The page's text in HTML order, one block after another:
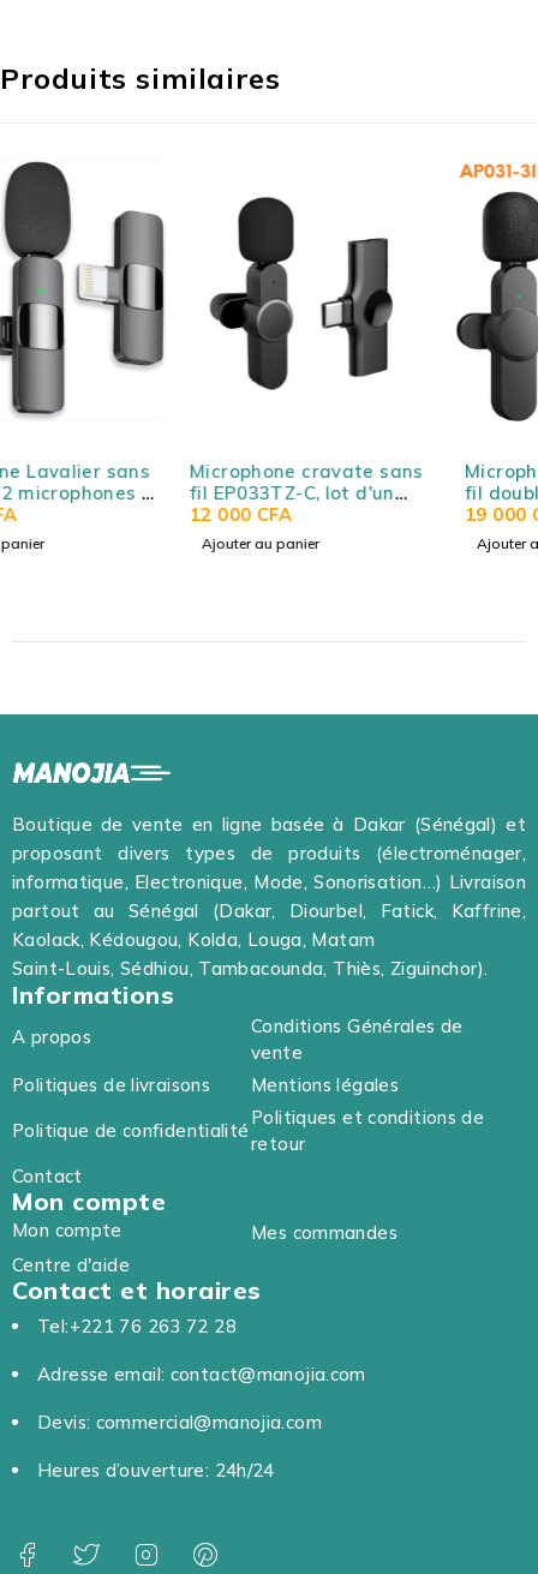
Produits similaires
Microphone cravate sans
fil EP033TZ-C, lot d'un
seul micro à revers pour
Android Type-c, micros
TikTok, YouTube,
EP033TZ-C
12 000
Ajouter au panier
Microphone cravate sans
fil double micro à revers
pour Camera, Android,
Ordinateur et IOS, Micros
TikTok, YouTube,
19 000
Ajouter au panier
Boutique de vente en ligne basée à Dakar (Sénégal) et
proposant divers types de produits (électroménager,
informatique, Electronique, Mode, Sonorisation…) Livraison
partout au Sénégal (Dakar, Diourbel, Fatick, Kaffrine,
Kaolack, Kédougou, Kolda, Louga, Matam
Saint-Louis, Sédhiou, Tambacounda, Thiès, Ziguinchor).
Informations
A propos
Conditions Générales de
vente
Politiques de livraisons
Mentions légales
Politique de confidentialité
Politiques et conditions de
retour
Contact
Mon compte
Mon compte
Mes commandes
Centre d'aide
Contact et horaires
Tel:+221 76 263 72 28
Adresse email: contact@manojia.com
Devis: commercial@manojia.com
Heures d’ouverture: 24h/24